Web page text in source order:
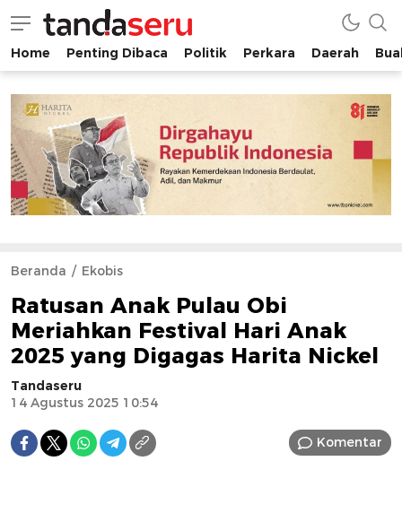
tandaseru.com | Penting Dibaca
tandaseru.com
Home Penting Dibaca Politik Perkara Daerah
Beranda Ekobis
Ratusan Anak Pulau Obi
Meriahkan Festival Hari Anak
2025 yang Digagas Harita Nickel
Tandaseru
14 Agustus 2025 10:54
Komentar